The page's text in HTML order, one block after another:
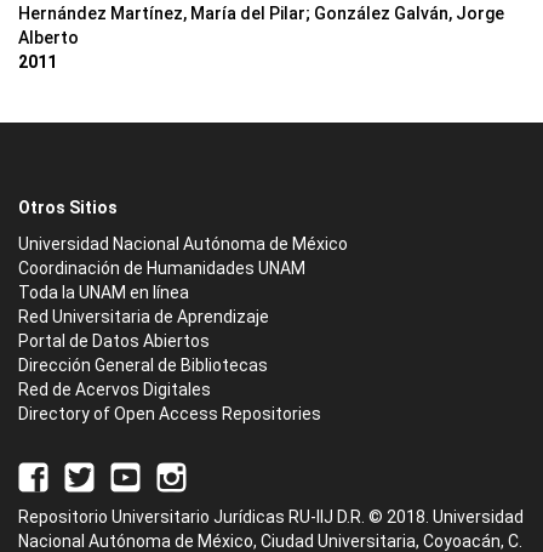
Hernández Martínez, María del Pilar; González Galván, Jorge
Alberto
2011
Otros Sitios
Universidad Nacional Autónoma de México
Coordinación de Humanidades UNAM
Toda la UNAM en línea
Red Universitaria de Aprendizaje
Portal de Datos Abiertos
Dirección General de Bibliotecas
Red de Acervos Digitales
Directory of Open Access Repositories
Repositorio Universitario Jurídicas RU-IIJ D.R. © 2018. Universidad
Nacional Autónoma de México, Ciudad Universitaria, Coyoacán, C.